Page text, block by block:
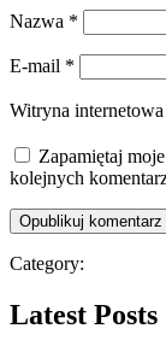
Nazwa *
E-mail *
Witryna internetowa
Zapamiętaj
kolejnych
Category:
Latest Posts